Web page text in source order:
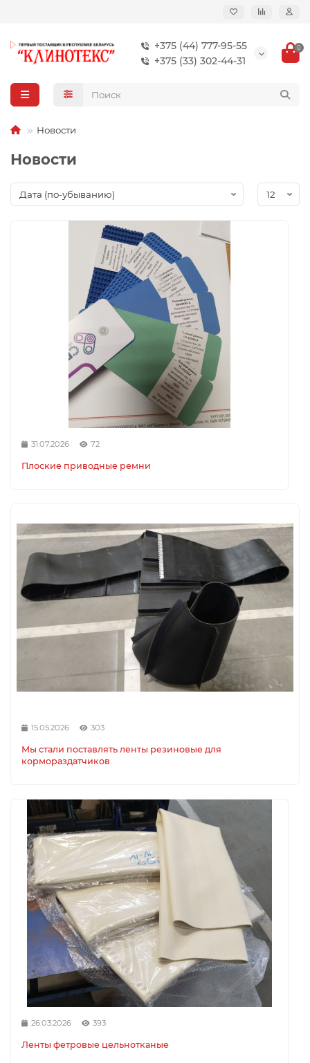
+375 (44) 777-95-55
+375 (33) 302-44-31
0
Новости
Новости
31.07.2026 72
Плоские приводные ремни
15.05.2026 303
Мы стали поставлять ленты резиновые для
кормораздатчиков
26.03.2026 393
Ленты фетровые цельнотканые